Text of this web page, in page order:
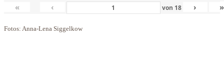
« ‹ von 18 › »
Fotos: Anna-Lena Siggelkow